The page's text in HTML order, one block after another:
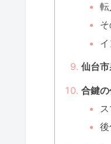
仙台
合鍵